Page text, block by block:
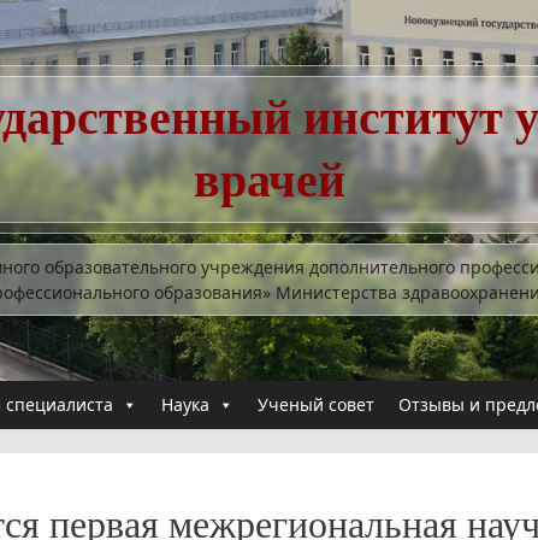
институт
врачей
образовательного учреждения дополнительного
образования» Министерства
Наука Ученый совет Отзывы и
первая межрегиональная